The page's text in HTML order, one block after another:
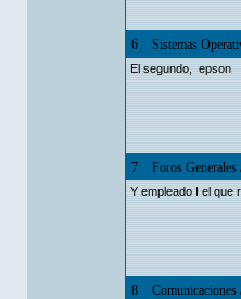
6 Sistemas
El segundo, epson
7 Foros Generales
Y empleado I el que
8 Comunicaciones